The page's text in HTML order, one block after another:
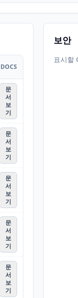
DOCS
문
서
보
기
문
서
보
기
문
서
보
기
문
서
보
기
문
서
보
기
보안
표시할